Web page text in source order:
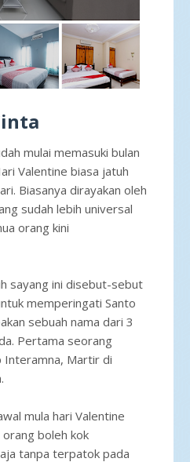
mulai memasuki bulan
Valentine biasa jatuh
Biasanya dirayakan oleh
sudah lebih universal
orang kini
sayang ini disebut-sebut
memperingati Santo
sebuah nama dari 3
Pertama seorang
Interamna, Martir di
mula hari Valentine
boleh kok
tanpa terpatok pada